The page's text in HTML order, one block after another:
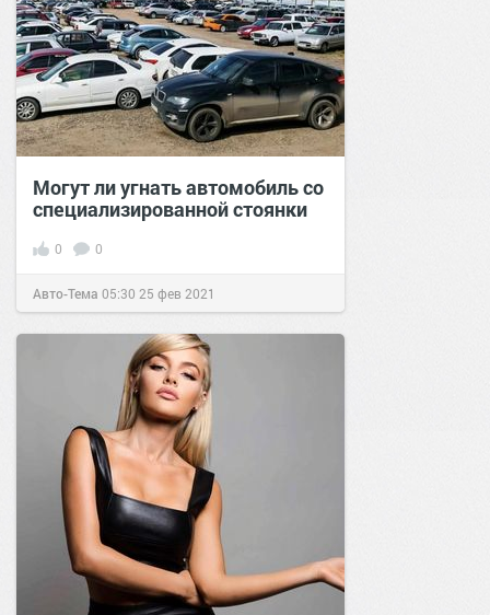
Могут ли угнать автомобиль со
специализированной стоянки
0 0
Авто-Тема 05:30 25 фев 2021